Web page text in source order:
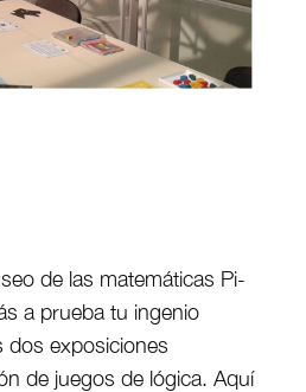
de las matemáticas Pi-
a prueba tu ingenio
dos exposiciones
de juegos de lógica. Aquí